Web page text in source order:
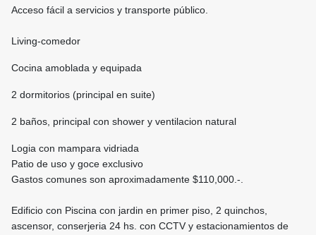
Acceso fácil a servicios y transporte público.
Living-comedor
Cocina amoblada y equipada
2 dormitorios (principal en suite)
2 baños, principal con shower y ventilacion natural
Logia con mampara vidriada
Patio de uso y goce exclusivo
Gastos comunes son aproximadamente $110,000.-.
Edificio con Piscina con jardin en primer piso, 2 quinchos,
ascensor, conserjeria 24 hs. con CCTV y estacionamientos de